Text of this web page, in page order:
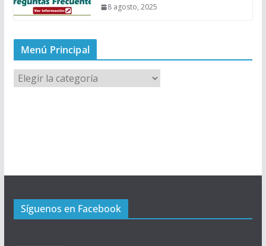
8 agosto, 2025
Menú Principal
M
Síguenos en Facebook